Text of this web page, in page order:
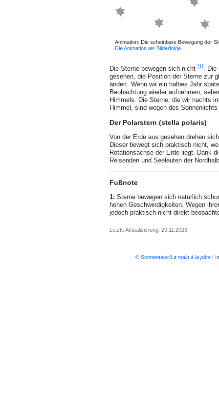
Animation: Die scheinbare Bewegung der
Die Animation als Bilderfolge
Die Sterne bewegen sich nicht [1]
.
gesehen, die Position der Sterne zur
ändert. Wenn wir ein halbes Jahr
Beobachtung wieder aufnehmen,
Himmels. Die Sterne, die wir nachts
Himmel, sind wegen des
Der Polarstern (stella polaris)
Von der Erde aus gesehen drehen
Dieser bewegt sich praktisch nicht,
Rotationsachse der Erde liegt. Dank
Reisenden und Seeleuten der
Fußnote
1: Sterne bewegen sich natürlich
hohen Geschwindigkeiten. Wegen
jedoch praktisch nicht direkt
Letzte Aktualisierung: 29.11.2023
© Sonnentaler/La main à la pâte|